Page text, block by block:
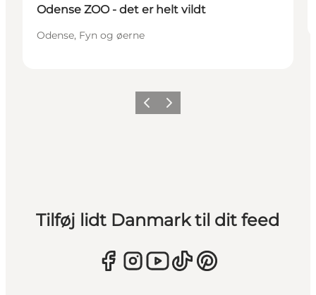
Odense ZOO - det er helt vildt
Odense, Fyn og øerne
ForrigeNæste
Tilføj lidt Danmark til dit feed